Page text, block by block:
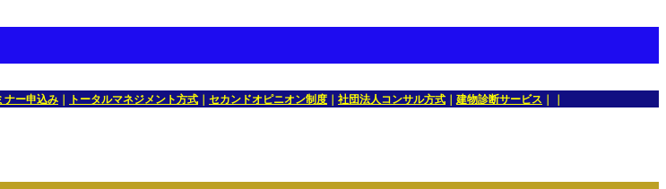
ナー申込み トータルマネジメント方式 セカンドオピニオン制度 社団法人コンサル方式 建物診断サービス